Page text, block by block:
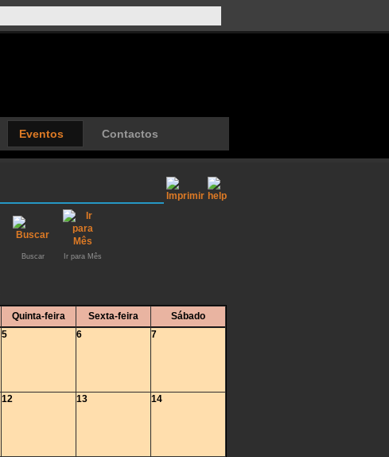
Eventos Contactos
Buscar Ir para Mês
Quinta-feira Sexta-feira Sábado
5 6 7
12 13 14